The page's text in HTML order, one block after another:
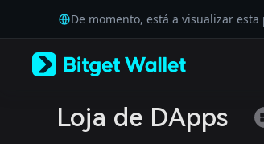
Tiếng Việt
Русский
Español (Latinoamérica)
De momento, está a visualizar esta
Loja de DApps